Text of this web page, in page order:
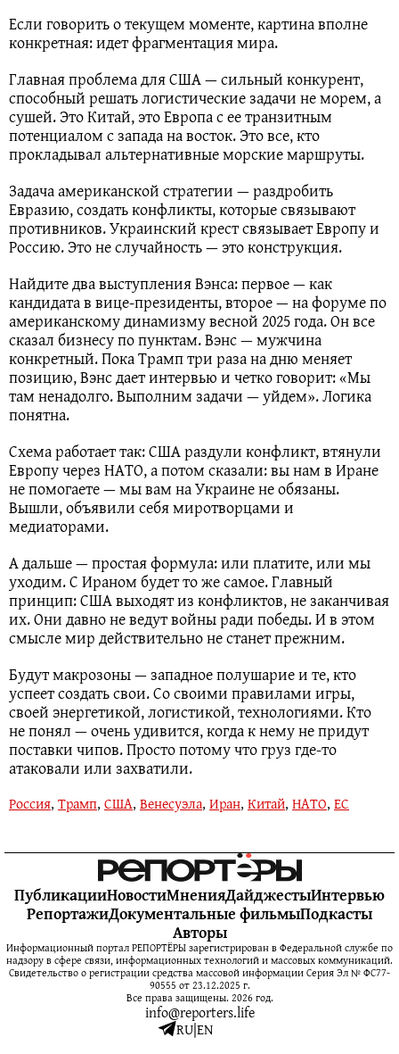
Если говорить о текущем моменте, картина вполне
конкретная: идет фрагментация мира.
Главная проблема для США — сильный конкурент,
способный решать логистические задачи не морем, а
сушей. Это Китай, это Европа с ее транзитным
потенциалом с запада на восток. Это все, кто
прокладывал альтернативные морские маршруты.
Задача американской стратегии — раздробить
Евразию, создать конфликты, которые связывают
противников. Украинский крест связывает Европу и
Россию. Это не случайность — это конструкция.
Найдите два выступления Вэнса: первое — как
кандидата в вице-президенты, второе — на форуме по
американскому динамизму весной 2025 года. Он все
сказал бизнесу по пунктам. Вэнс — мужчина
конкретный. Пока Трамп три раза на дню меняет
позицию, Вэнс дает интервью и четко говорит: «Мы
там ненадолго. Выполним задачи — уйдем». Логика
понятна.
Схема работает так: США раздули конфликт, втянули
Европу через НАТО, а потом сказали: вы нам в Иране
не помогаете — мы вам на Украине не обязаны.
Вышли, объявили себя миротворцами и
медиаторами.
А дальше — простая формула: или платите, или мы
уходим. С Ираном будет то же самое. Главный
принцип: США выходят из конфликтов, не заканчивая
их. Они давно не ведут войны ради победы. И в этом
смысле мир действительно не станет прежним.
Будут макрозоны — западное полушарие и те, кто
успеет создать свои. Со своими правилами игры,
своей энергетикой, логистикой, технологиями. Кто
не понял — очень удивится, когда к нему не придут
поставки чипов. Просто потому что груз где-то
атаковали или захватили.
Россия, Трамп, США, Венесуэла, Иран, Китай, НАТО, ЕС
ПубликацииНовостиМненияДайджестыИнтервью
РепортажиДокументальные фильмыПодкасты
Авторы
Информационный портал РЕПОРТЁРЫ зарегистрирован в Федеральной службе по
надзору в сфере связи, информационных технологий и массовых коммуникаций.
Свидетельство о регистрации средства массовой информации Серия Эл № ФС77-
90555 от 23.12.2025 г.
Все права защищены. 2026 год.
info@reporters.life
RU|EN